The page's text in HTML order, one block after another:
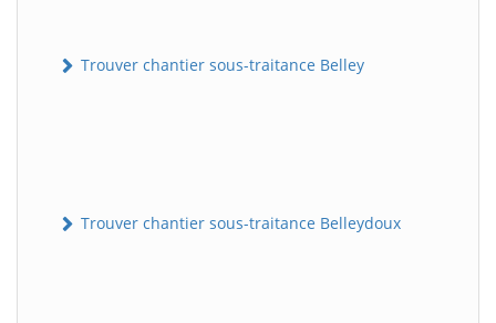
Trouver chantier sous-traitance Belley
Trouver chantier sous-traitance Belleydoux